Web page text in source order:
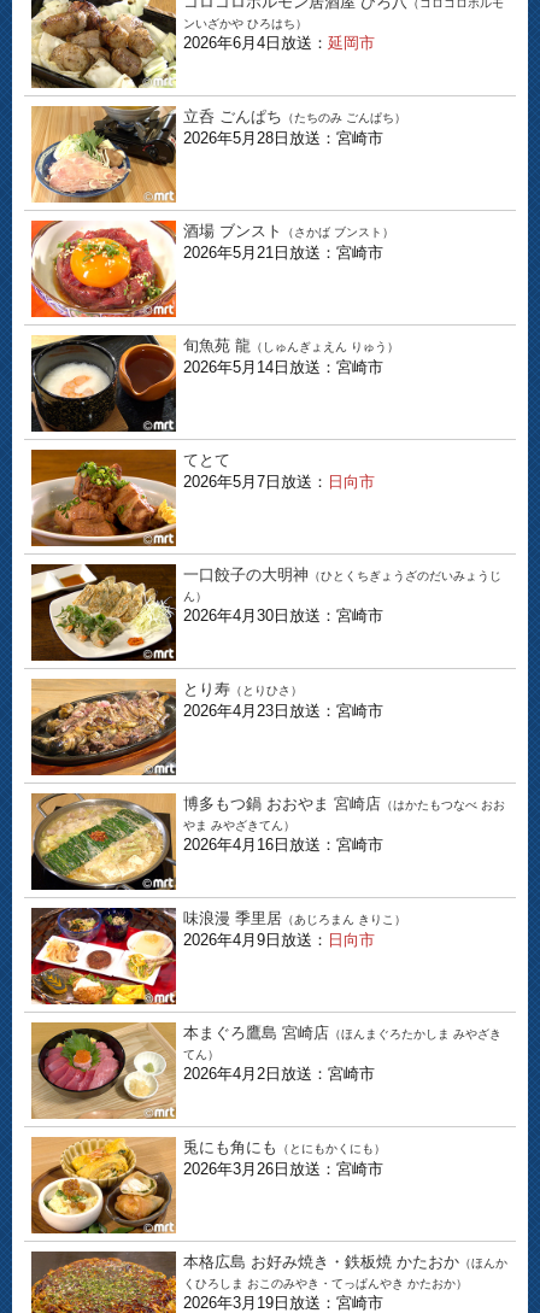
ンいざかや ひろはち）
2026年6月4日放送： 延岡市
立呑 ごんぱち （たちのみ ごんぱち）
2026年5月28日放送：宮崎市
酒場 ブンスト （さかば ブンスト）
2026年5月21日放送：宮崎市
旬魚苑 龍 （しゅんぎょえん りゅう）
2026年5月14日放送：宮崎市
てとて
2026年5月7日放送： 日向市
一口餃子の大明神 （ひとくちぎょうざのだいみょうじ
ん）
2026年4月30日放送：宮崎市
とり寿 （とりひさ）
2026年4月23日放送：宮崎市
博多もつ鍋 おおやま 宮崎店 （はかたもつなべ おお
やま みやざきてん）
2026年4月16日放送：宮崎市
味浪漫 季里居 （あじろまん きりこ）
2026年4月9日放送： 日向市
本まぐろ鷹島 宮崎店 （ほんまぐろたかしま みやざき
てん）
2026年4月2日放送：宮崎市
兎にも角にも （とにもかくにも）
2026年3月26日放送：宮崎市
本格広島 お好み焼き・鉄板焼 かたおか （ほんか
くひろしま おこのみやき・てっぱんやき かたおか）
2026年3月19日放送：宮崎市